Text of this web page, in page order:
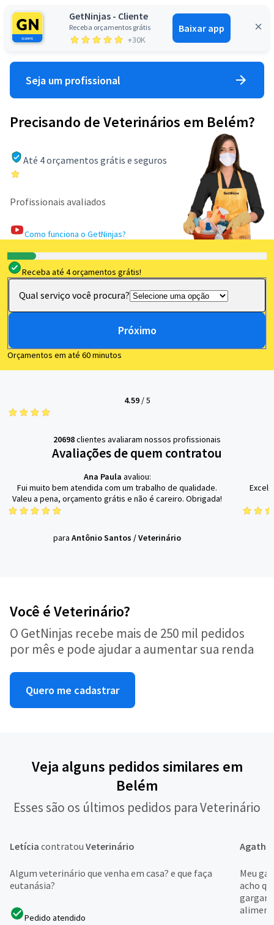
GetNinjas - Cliente
Receba orçamentos grátis
+30K
Baixar app
Entrar
Seja um profissional
Precisando de Veterinários em Belém?
Até 4 orçamentos grátis e seguros
Profissionais avaliados
Como funciona o GetNinjas?
Receba até 4 orçamentos grátis!
Qual serviço você procura?
Próximo
Orçamentos em até 60 minutos
4.59/5
20698clientes avaliaram nossos profissionais
Avaliações de quem contratou
Ana Paula avaliou:
Fui muito bem atendida com um trabalho de qualidade.
Valeu a pena, orçamento grátis e não é careiro. Obrigada!
para Antônio Santos /Veterinário
Você é Veterinário?
O GetNinjas recebe mais de 250 mil pedidos
por mês e pode ajudar a aumentar sua renda
Quero me cadastrar
Veja alguns pedidos similares em
Belém
Esses são os últimos pedidos para Veterinário
Letícia contratou Veterinário
Algum veterinário que venha em casa? e que faça
eutanásia?
Pedido atendido
Agatha
Meu
acho